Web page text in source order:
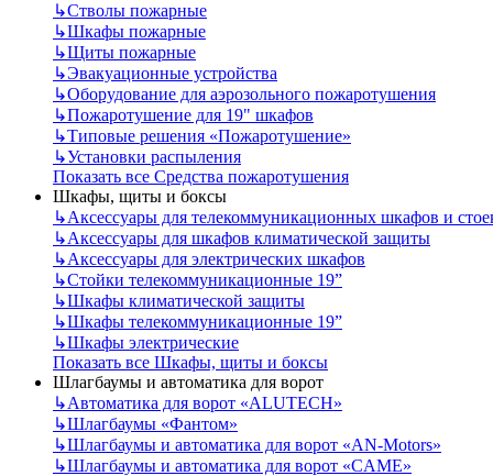
↳Стволы пожарные
↳Шкафы пожарные
↳Щиты пожарные
↳Эвакуационные устройства
↳Оборудование для аэрозольного пожаротушения
↳Пожаротушение для 19" шкафов
↳Типовые решения «Пожаротушение»
↳Установки распыления
Показать все Средства пожаротушения
Шкафы, щиты и боксы
↳Аксессуары для телекоммуникационных шкафов и
↳Аксессуары для шкафов климатической защиты
↳Аксессуары для электрических шкафов
↳Стойки телекоммуникационные 19”
↳Шкафы климатической защиты
↳Шкафы телекоммуникационные 19”
↳Шкафы электрические
Показать все Шкафы, щиты и боксы
Шлагбаумы и автоматика для ворот
↳Автоматика для ворот «ALUTECH»
↳Шлагбаумы «Фантом»
↳Шлагбаумы и автоматика для ворот «AN-Motors»
↳Шлагбаумы и автоматика для ворот «CAME»